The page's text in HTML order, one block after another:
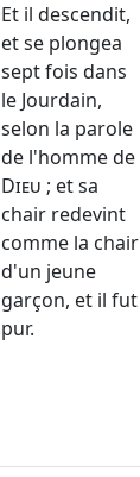
Et il descendit,
et se plongea
sept fois dans
le Jourdain,
selon la parole
de l'homme de
Dieu ; et sa
chair redevint
comme la chair
d'un jeune
garçon, et il fut
pur.